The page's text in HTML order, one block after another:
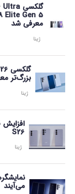
معرفی شد
ژینا
بزرگ‌تر
ژینا
S26
ژینا
می‌آیند